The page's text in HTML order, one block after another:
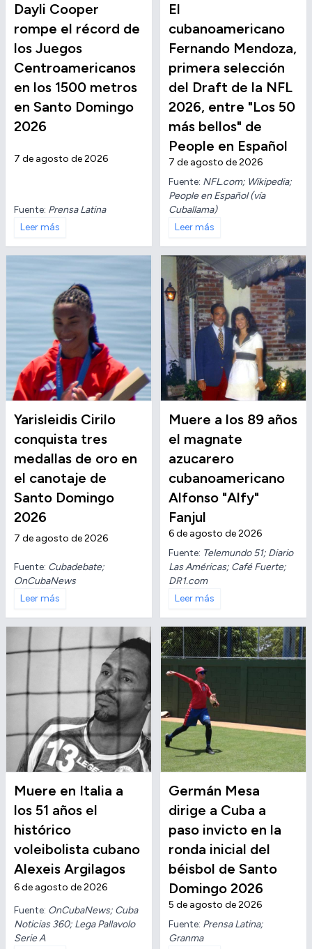
Dayli Cooper
rompe el récord de
los Juegos
Centroamericanos
en los 1500 metros
en Santo Domingo
2026
7 de agosto de 2026
Fuente: Prensa Latina
Leer más
El
cubanoamericano
Fernando Mendoza,
primera selección
del Draft de la NFL
2026, entre "Los 50
más bellos" de
People en Español
7 de agosto de 2026
Fuente: NFL.com; Wikipedia;
People en Español (vía
Cuballama)
Leer más
Yarisleidis Cirilo
conquista tres
medallas de oro en
el canotaje de
Santo Domingo
2026
7 de agosto de 2026
Fuente: Cubadebate;
OnCubaNews
Leer más
Muere a los 89 años
el magnate
azucarero
cubanoamericano
Alfonso "Alfy"
Fanjul
6 de agosto de 2026
Fuente: Telemundo 51; Diario
Las Américas; Café Fuerte;
DR1.com
Leer más
Muere en Italia a
los 51 años el
histórico
voleibolista cubano
Alexeis Argilagos
6 de agosto de 2026
Fuente: OnCubaNews; Cuba
Noticias 360; Lega Pallavolo
Serie A
Germán Mesa
dirige a Cuba a
paso invicto en la
ronda inicial del
béisbol de Santo
Domingo 2026
5 de agosto de 2026
Fuente: Prensa Latina;
Granma